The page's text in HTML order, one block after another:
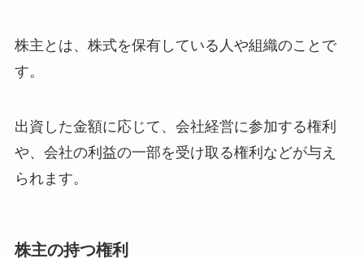
株主とは、株式を保有している人や組織のことで
す。
出資した金額に応じて、会社経営に参加する権利
や、会社の利益の一部を受け取る権利などが与え
られます。
株主の持つ権利